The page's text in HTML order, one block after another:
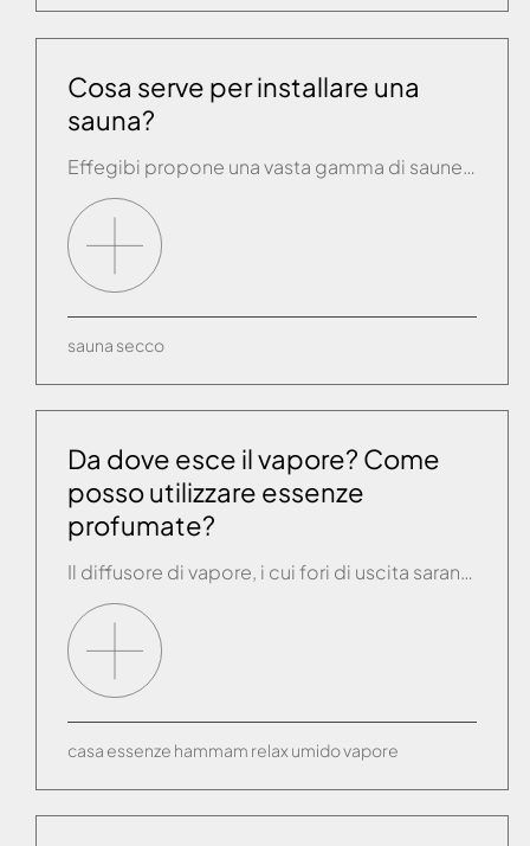
Cosa serve per installare una
sauna?
Effegibi propone una vasta gamma di saune anche dal punto di vista delle forme e degli ingombri. E’ sufficiente un allaccio elettrico ed e possibile posizionarla su qualsiasi superficie (moquette esclusa).
sauna secco
Da dove esce il vapore? Come
posso utilizzare essenze
profumate?
Il diffusore di vapore, i cui fori di uscita saranno rivolti verso il basso, sarà collocato a ca. 20/25 cm da terra. Tutti i nostri diffusori di vapore sono già corredati di una vaschetta dove potrete versare l’essenza di vostro gradimento per ottenere una gradevole profumazione all'interno della cabina.
casa essenze hammam relax umidovapore